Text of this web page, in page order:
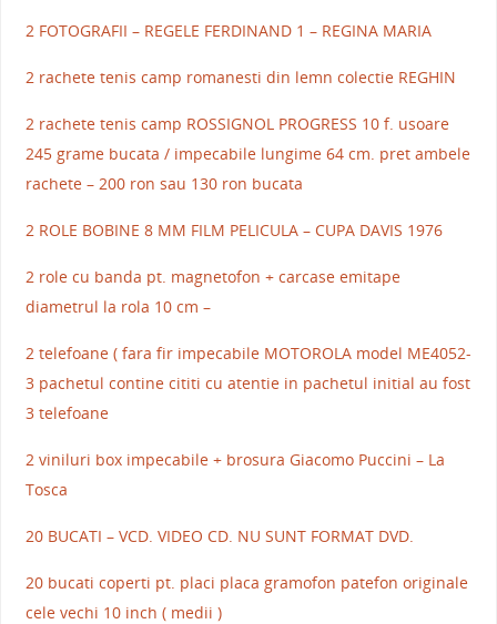
2 FOTOGRAFII – REGELE FERDINAND 1 – REGINA MARIA
2 rachete tenis camp romanesti din lemn colectie REGHIN
2 rachete tenis camp ROSSIGNOL PROGRESS 10 f. usoare
245 grame bucata / impecabile lungime 64 cm. pret ambele
rachete – 200 ron sau 130 ron bucata
2 ROLE BOBINE 8 MM FILM PELICULA – CUPA DAVIS 1976
2 role cu banda pt. magnetofon + carcase emitape
diametrul la rola 10 cm –
2 telefoane ( fara fir impecabile MOTOROLA model ME4052-
3 pachetul contine cititi cu atentie in pachetul initial au fost
3 telefoane
2 viniluri box impecabile + brosura Giacomo Puccini – La
Tosca
20 BUCATI – VCD. VIDEO CD. NU SUNT FORMAT DVD.
20 bucati coperti pt. placi placa gramofon patefon originale
cele vechi 10 inch ( medii )